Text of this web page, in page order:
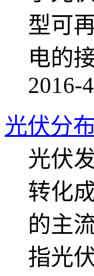
型可
电的
2016-
光伏分
光伏
转化
的主
指光